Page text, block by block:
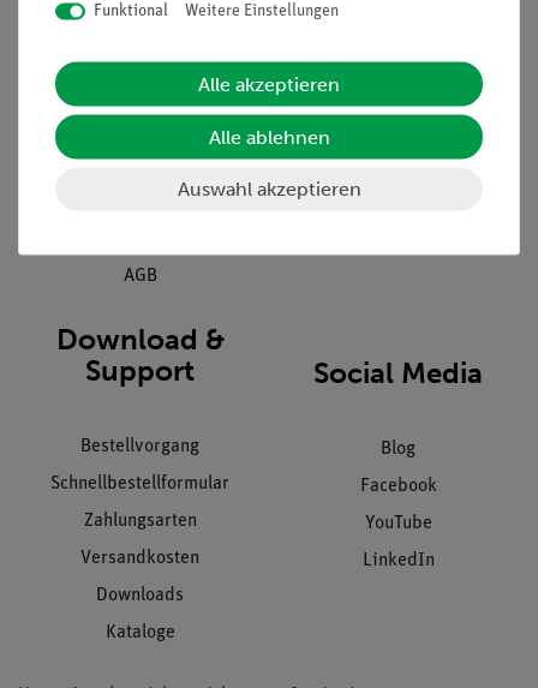
Projekte und Lösungen
Stellenangebote
Hinweisgeberschutz
Datenschutz
AGB
Beratung & Showroom
Einräumservice
Inbetriebnahme & Schulungen
Kundendienst
Download &
Support
Bestellvorgang
Schnellbestellformular
Zahlungsarten
Versandkosten
Downloads
Kataloge
Social Media
Blog
Facebook
YouTube
LinkedIn
Funktional Weitere Einstellungen
Alle akzeptieren
Alle ablehnen
Auswahl akzeptieren